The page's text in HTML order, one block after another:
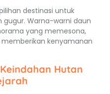
destinasi untuk
Warna-warni daun
yang memesona,
kenyamanan
Hutan